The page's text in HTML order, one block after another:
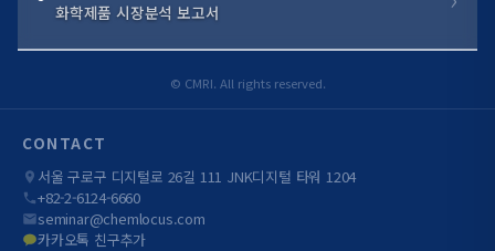
화학제품 시장분석 보고서
© CMRI. All rights reserved.
CONTACT
서울 구로구 디지털로 26길 111 JNK디지털 타워 1204
+82-2-6124-6660
seminar@chemlocus.com
카카오톡 친구추가